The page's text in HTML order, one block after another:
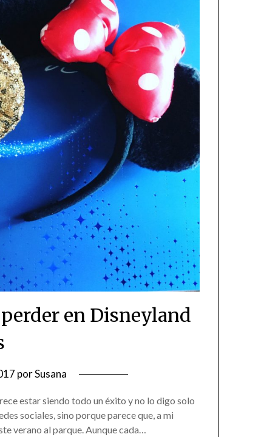
perder en Disneyland
porSusana
estar siendo todo un éxito y no lo digo solo
sociales, sino porque parece que, a mi
verano al parque. Aunque cada…